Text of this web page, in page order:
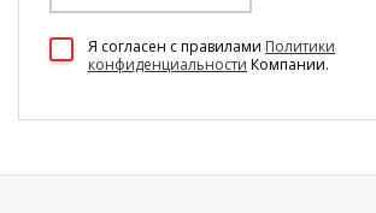
Я согласен c правилами Политики
конфиденциальности Компании.